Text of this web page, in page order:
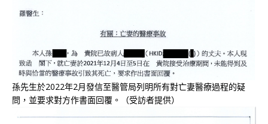
孫先生於2022年2月發信至醫管局列明所有對亡妻醫療過程的疑
問，並要求對方作書面回覆。（受訪者提供）